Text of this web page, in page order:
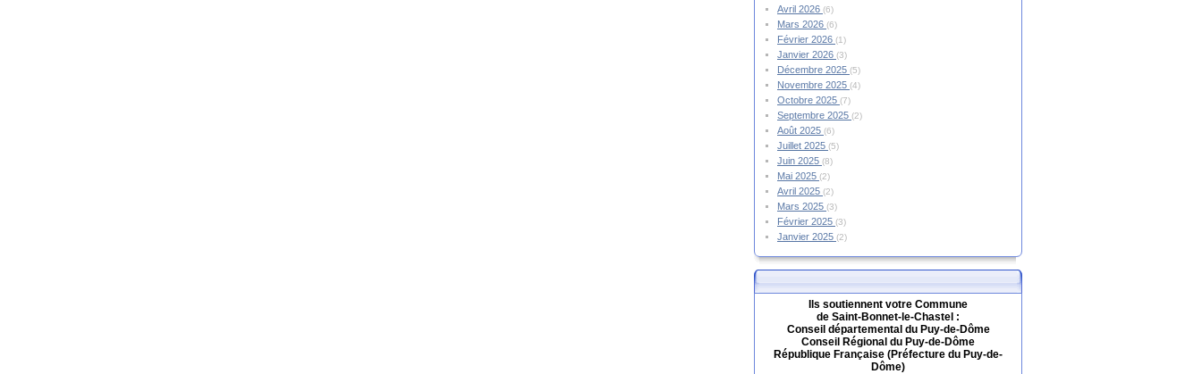
Avril 2026 (6)
Mars 2026 (6)
Février 2026 (1)
Janvier 2026 (3)
Décembre 2025 (5)
Novembre 2025 (4)
Octobre 2025 (7)
Septembre 2025 (2)
Août 2025 (6)
Juillet 2025 (5)
Juin 2025 (8)
Mai 2025 (2)
Avril 2025 (2)
Mars 2025 (3)
Février 2025 (3)
Janvier 2025 (2)
Ils soutiennent votre Commune
de Saint-Bonnet-le-Chastel :
Conseil départemental du Puy-de-Dôme
Conseil Régional du Puy-de-Dôme
République Française (Préfecture du Puy-de-
Dôme)